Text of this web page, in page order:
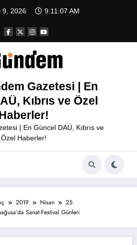
9, 2026 9:11:07 AM
Gazetesi | En
Kıbrıs ve Özel
Haberler!
| En Güncel DAÜ, Kıbrıs ve
Özel Haberler!
2019 Nisan
25
Sanat-Festival Günleri